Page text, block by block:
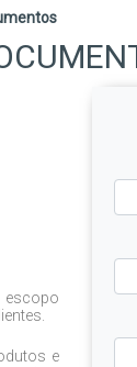
escopo
e